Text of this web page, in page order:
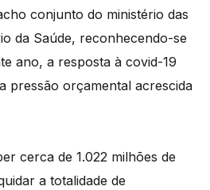
conjunto do ministério das
da Saúde, reconhecendo-se
ano, a resposta à covid-19
pressão orçamental acrescida
cerca de 1.022 milhões de
a totalidade de